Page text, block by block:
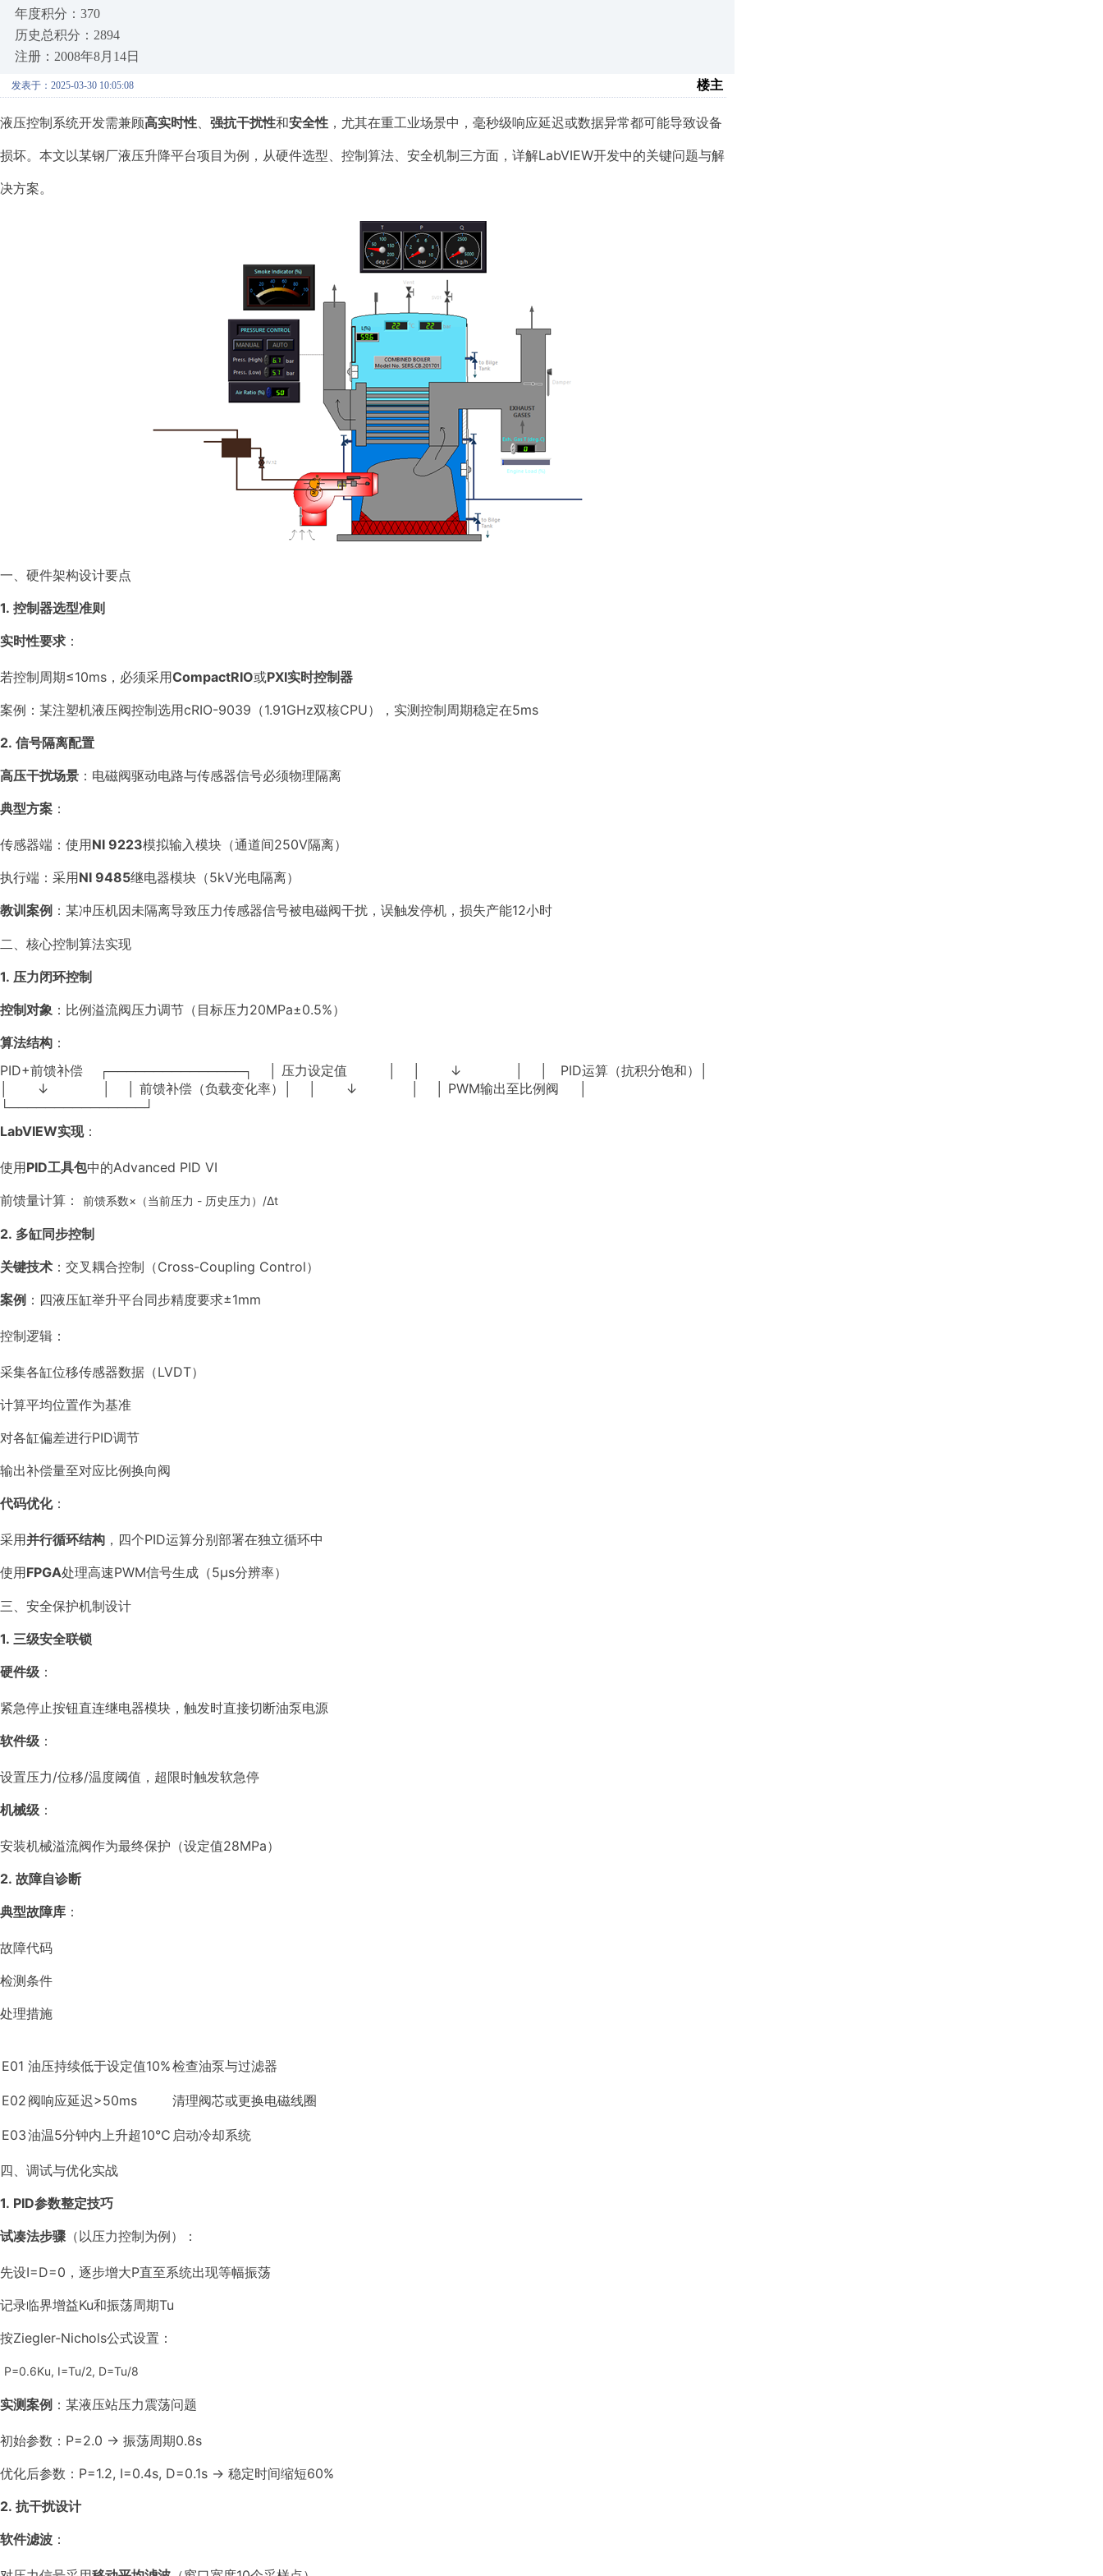
年度积分：370
历史总积分：2894
注册：2008年8月14日
发表于：2025-03-30 10:05:08 楼主
液压控制系统开发需兼顾高实时性、 强抗干扰性和安全性 ，尤其在重工业场景中，毫秒级响应延迟或数据异常都可能导致设备
损坏。本文以某钢厂液压升降平台项目为例，从硬件选型、控制算法、安全机制三方面，详解LabVIEW开发中的关键问题与解
决方案。
一、硬件架构设计要点
1. 控制器选型准则
实时性要求 ：
若控制周期≤10ms，必须采用CompactRIO或PXI实时控制器
案例：某注塑机液压阀控制选用cRIO-9039（1.91GHz双核CPU），实测控制周期稳定在5ms
2. 信号隔离配置
高压干扰场景 ：电磁阀驱动电路与传感器信号必须物理隔离
典型方案 ：
传感器端：使用NI 9223模拟输入模块（通道间250V隔离）
执行端：采用NI 9485继电器模块（5kV光电隔离）
教训案例 ：某冲压机因未隔离导致压力传感器信号被电磁阀干扰，误触发停机，损失产能12小时
二、核心控制算法实现
1. 压力闭环控制
控制对象 ：比例溢流阀压力调节（目标压力20MPa±0.5%）
算法结构 ：
PID+前馈补偿 ┌───────────────┐ │ 压力设定值 │ │ ↓ │ │ PID运算（抗积分饱和）│
│ ↓ │ │ 前馈补偿（负载变化率）│ │ ↓ │ │ PWM输出至比例阀 │
└───────────────┘
LabVIEW实现：
使用PID工具包中的Advanced PID VI
前馈量计算：
前馈系数×（当前压力 - 历史压力）/Δt
2. 多缸同步控制
关键技术 ：交叉耦合控制（Cross-Coupling Control）
案例 ：四液压缸举升平台同步精度要求±1mm
控制逻辑：
采集各缸位移传感器数据（LVDT）
计算平均位置作为基准
对各缸偏差进行PID调节
输出补偿量至对应比例换向阀
代码优化：
采用并行循环结构 ，四个PID运算分别部署在独立循环中
使用FPGA处理高速PWM信号生成（5μs分辨率）
三、安全保护机制设计
1. 三级安全联锁
硬件级 ：
紧急停止按钮直连继电器模块，触发时直接切断油泵电源
软件级 ：
设置压力/位移/温度阈值，超限时触发软急停
机械级 ：
安装机械溢流阀作为最终保护（设定值28MPa）
2. 故障自诊断
典型故障库 ：
故障代码
检测条件
处理措施
E01 油压持续低于设定值10%检查油泵与过滤器
E02 阀响应延迟>50ms 清理阀芯或更换电磁线圈
E03油温5分钟内上升超10℃ 启动冷却系统
四、调试与优化实战
1. PID参数整定技巧
试凑法步骤（以压力控制为例）：
先设I=D=0，逐步增大P直至系统出现等幅振荡
记录临界增益Ku和振荡周期Tu
按Ziegler-Nichols公式设置：
P=0.6Ku, I=Tu/2, D=Tu/8
实测案例 ：某液压站压力震荡问题
初始参数：P=2.0 → 振荡周期0.8s
优化后参数：P=1.2, I=0.4s, D=0.1s → 稳定时间缩短60%
2. 抗干扰设计
软件滤波 ：